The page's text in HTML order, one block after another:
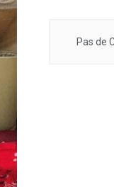
Pas de